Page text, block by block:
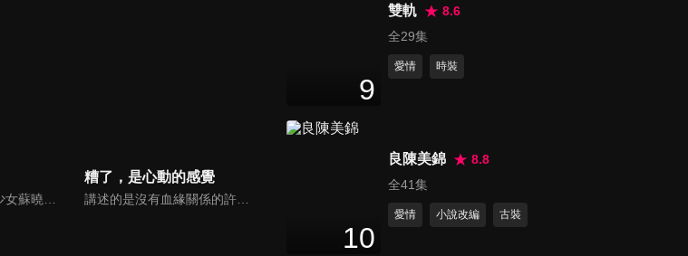
糟了，是心動的感覺
講述的是沒有血緣關係的許苒與林予安兄妹，彼此互相扶持共同成長，從青梅竹馬到錯失後再次牽手的愛情故事。
45
第22集
9
雙軌
8.6
全29集
愛情 時裝
10
良陳美錦
8.8
全41集
愛情 小說改編 古裝